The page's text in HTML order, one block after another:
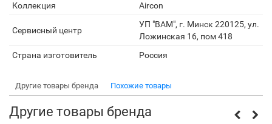
Коллекция
Aircon
Сервисный центр
УП "ВАМ", г. Минск 220125, ул.
Ложинская 16, пом 418
Страна изготовитель
Россия
Другие товары бренда Похожие товары
Другие товары бренда